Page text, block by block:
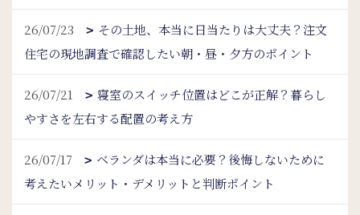
26/07/23
その土地、本当に日当たりは大丈夫？注文
住宅の現地調査で確認したい朝・昼・夕方のポイント
26/07/21
寝室のスイッチ位置はどこが正解？暮らし
やすさを左右する配置の考え方
26/07/17
ベランダは本当に必要？後悔しないために
考えたいメリット・デメリットと判断ポイント